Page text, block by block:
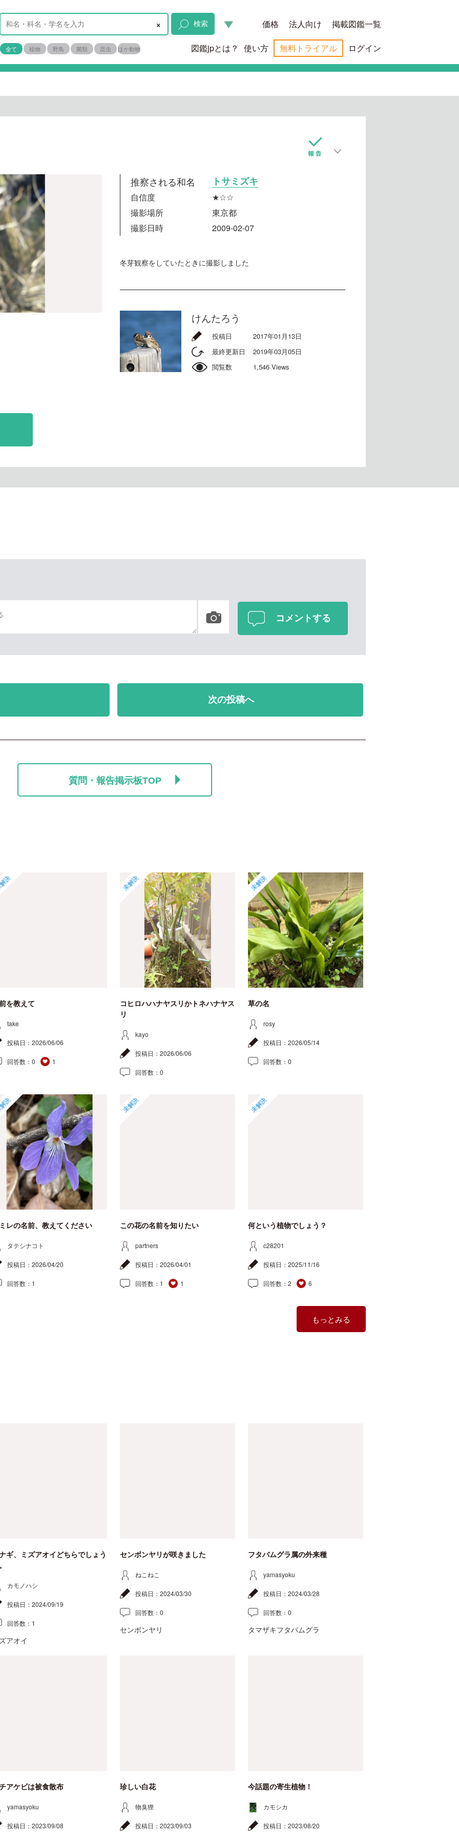
× 検索
全て 植物 野鳥 菌類 昆虫 ほか動物
価格 法人向け 掲載図鑑一覧
図鑑jpとは？ 使い方 無料トライアル ログイン
推察される和名 トサミズキ
自信度
★☆☆
撮影場所
東京都
撮影日時
2009-02-07
冬芽観察をしていたときに撮影しました
けんたろう
投稿日
2017年01月13日
最終更新日
2019年03月05日
閲覧数
1,546 Views
次の投稿へ
質問・報告掲示板TOP
決
を教えて
take
投稿日： 2026/06/06
回答数： 0 1
未解決
コヒロハハナヤスリかトネハナヤス
リ
kayo
投稿日： 2026/06/06
回答数： 0
未解決
草の名
rosy
投稿日： 2026/05/14
回答数： 0
決
レの名前、教えてください
タテシナコト
投稿日： 2026/04/20
回答数： 1
未解決
この花の名前を知りたい
partners
投稿日： 2026/04/01
回答数： 1 1
未解決
何という植物でしょう？
c28201
投稿日： 2025/11/16
回答数： 2 6
もっとみる
ギ、ミズアオイどちらでしょう
カモノハシ
投稿日： 2024/09/19
回答数： 1
アオイ
センボンヤリが咲きました
ねこねこ
投稿日： 2024/03/30
回答数： 0
センボンヤリ
フタバムグラ属の外来種
yamasyoku
投稿日： 2024/03/28
回答数： 0
タマザキフタバムグラ
アケビは被食散布
yamasyoku
投稿日： 2023/09/08
珍しい白花
物臭狸
投稿日： 2023/09/03
今話題の寄生植物！
カモシカ
投稿日： 2023/08/20